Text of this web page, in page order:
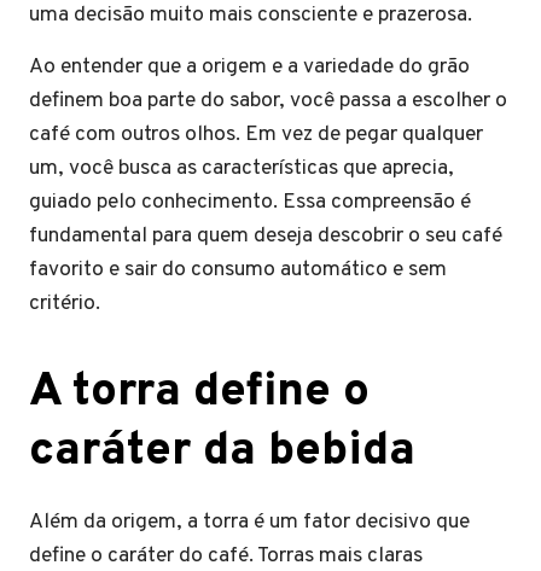
uma decisão muito mais consciente e prazerosa.
Ao entender que a origem e a variedade do grão
definem boa parte do sabor, você passa a escolher o
café com outros olhos. Em vez de pegar qualquer
um, você busca as características que aprecia,
guiado pelo conhecimento. Essa compreensão é
fundamental para quem deseja descobrir o seu café
favorito e sair do consumo automático e sem
critério.
A torra define o
caráter da bebida
Além da origem, a torra é um fator decisivo que
define o caráter do café. Torras mais claras